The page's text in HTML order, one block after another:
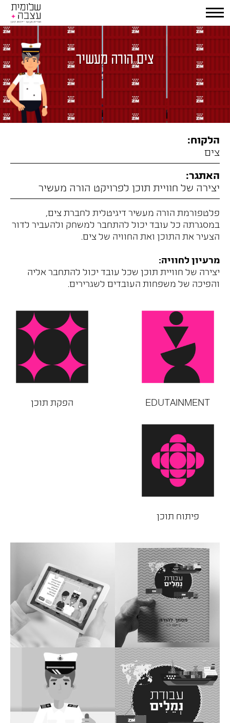
צים הורה מעשיר
הלקוח:
צים
האתגר:
יצירה של חוויית תוכן לפרויקט הורה מעשיר
פלטפורמת הורה מעשיר דיגיטלית לחברת צים,
במסגרתה כל עובד יכול להתחבר למשחק ולהעביר לדור
הצעיר את התוכן ואת החוויה של צים.
מרעיון לחוויה:
יצירה של חוויית תוכן שכל עובד יכול להתחבר אליה
והפיכה של משפחות העובדים לשגרירים.
EDUTAINMENT הפקת תוכן
פיתוח תוכן